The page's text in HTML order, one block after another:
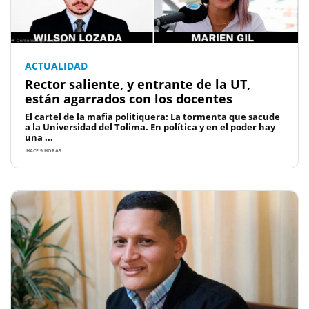
ACTUALIDAD
Rector saliente, y entrante de la UT,
están agarrados con los docentes
El cartel de la mafia politiquera: La tormenta que sacude
a la Universidad del Tolima. En política y en el poder hay
una ...
HACE 9 HORAS